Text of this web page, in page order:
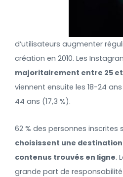
d’utilisateurs augmenter
création en 2010. Les
majoritairement entre 25
viennent ensuite les 18-24
44 ans (17,3 %).
62 % des personnes inscrites
choisissent une destination
contenus trouvés en ligne.
grande part de